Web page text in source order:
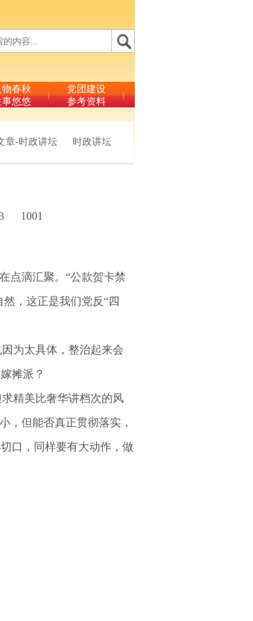
物春秋
事悠悠
党团建设
参考资料
章-时政讲坛 时政讲坛
1001
点滴汇聚。“公款贺卡禁
，这正是我们党反“四
为太具体，整治起来会
摊派？
精美比奢华讲档次的风
，但能否真正贯彻落实，
口，同样要有大动作，做